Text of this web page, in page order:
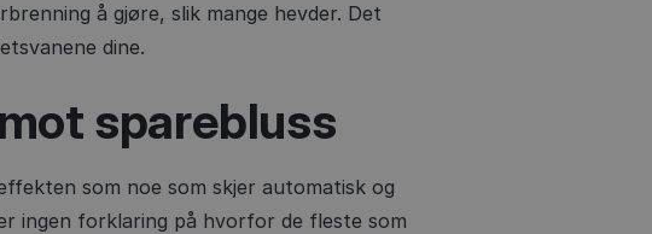
å gjøre, slik mange hevder. Det
dine.
sparebluss
som noe som skjer automatisk og
ingen forklaring på hvorfor de fleste som